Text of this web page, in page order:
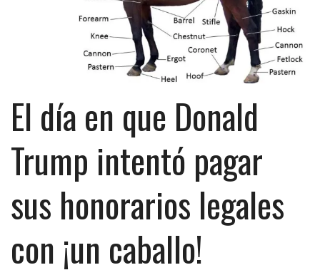
El día en que Donald
Trump intentó pagar
sus honorarios legales
con ¡un caballo!